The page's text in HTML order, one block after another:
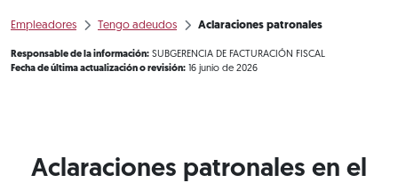
Empleadores Tengo adeudos Aclaraciones patronales
Responsable de la información: SUBGERENCIA DE FACTURACIÓN FISCAL
Fecha de última actualización o revisión: 16 junio de 2026
Aclaraciones patronales en el